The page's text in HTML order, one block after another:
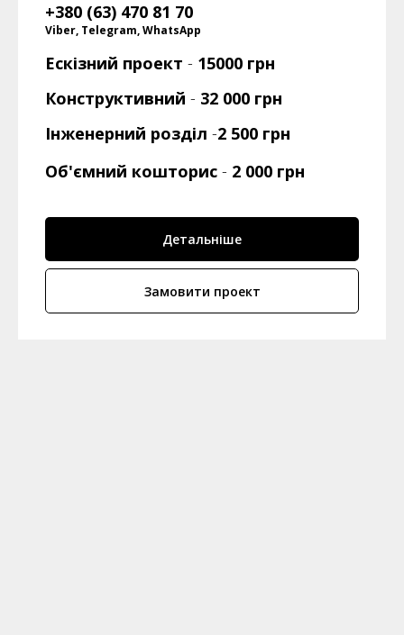
+380 (63) 470 81 70
Viber, Telegram, WhatsApp
Ескізний проект - 15000 грн
Конструктивний - 32 000 грн
Інженерний розділ -2 500 грн
Об'ємний кошторис - 2 000 грн
Детальніше
Замовити проект